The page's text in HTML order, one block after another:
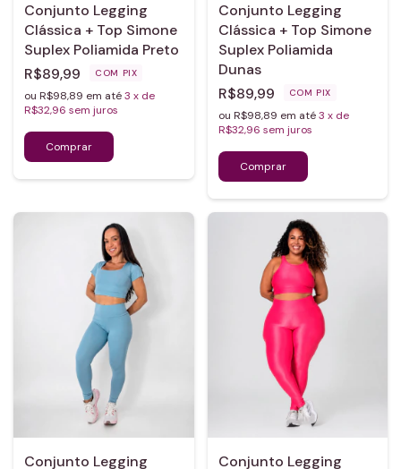
Conjunto Legging
Clássica + Top Simone
Suplex Poliamida Preto
R$89,99
COM PIX
ou R$98,89 em até3 x de
R$32,96 sem juros
Conjunto Legging
Clássica + Top Simone
Suplex Poliamida
Dunas
R$89,99
COM PIX
ou R$98,89 em até3 x de
R$32,96 sem juros
Conjunto Legging
Conjunto Legging